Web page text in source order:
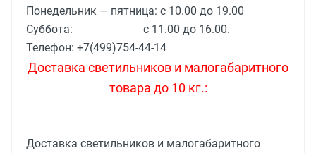
Понедельник — пятница: с 10.00 до 19.00
Суббота: с 11.00 до 16.00.
Телефон: +7(499)754-44-14
Доставка светильников и малогабаритного
товара до 10 кг.:
Доставка светильников и малогабаритного